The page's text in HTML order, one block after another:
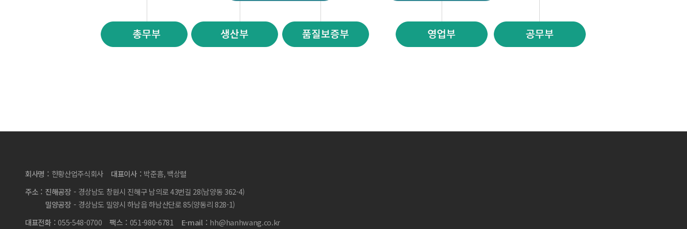
회사명 한황산업주식회사 대표이사
박준흠, 백상렬
주소
진해공장
경상남도 창원시 진해구 남의로 43번길 28(남양동 362-4)
밀양공장
경상남도 밀양시 하남읍 하남산단로 85(양동리 828-1)
대표전화
055-548-0700 팩스 051-980-6781 E-mail hh@hanhwang.co.kr